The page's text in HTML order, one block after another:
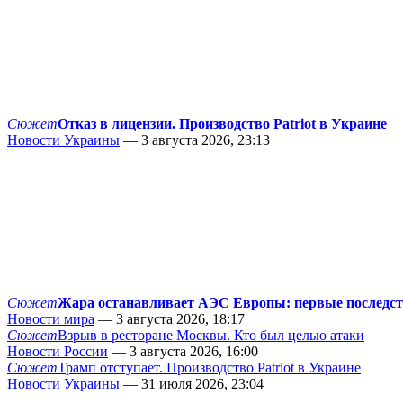
СюжетОтказ в лицензии. Производство Patriot в Украине
Новости Украины — 3 августа 2026, 23:13
СюжетЖара останавливает АЭС Европы: первые
Новости мира — 3 августа 2026, 18:17
СюжетВзрыв в ресторане Москвы. Кто был целью атаки
Новости России — 3 августа 2026, 16:00
СюжетТрамп отступает. Производство Patriot в Украине
Новости Украины — 31 июля 2026, 23:04